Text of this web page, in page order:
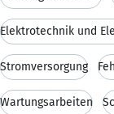
Elektrotechnik und
Stromversorgung
Wartungsarbeiten